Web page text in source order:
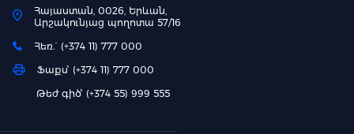
Հայաստան, 0026, Երևան,
Արշակունյաց պողոտա 57/16
Հեռ.` (+374 11) 777 000
Ֆաքս՝ (+374 11) 777 000
Թեժ գիծ՝ (+374 55) 999 555